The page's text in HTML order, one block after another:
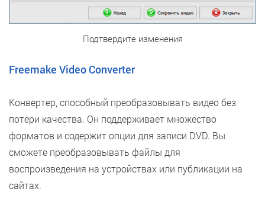
Подтвердите изменения
Freemake Video Converter
Конвертер, способный преобразовывать видео без
потери качества. Он поддерживает множество
форматов и содержит опции для записи DVD. Вы
сможете преобразовывать файлы для
воспроизведения на устройствах или публикации на
сайтах.